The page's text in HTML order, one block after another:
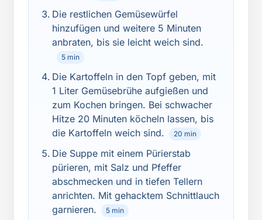
Die restlichen Gemüsewürfel
hinzufügen und weitere 5 Minuten
anbraten, bis sie leicht weich sind.
5 min
Die Kartoffeln in den Topf geben, mit
1 Liter Gemüsebrühe aufgießen und
zum Kochen bringen. Bei schwacher
Hitze 20 Minuten köcheln lassen, bis
die Kartoffeln weich sind.
20 min
Die Suppe mit einem Pürierstab
pürieren, mit Salz und Pfeffer
abschmecken und in tiefen Tellern
anrichten. Mit gehacktem Schnittlauch
garnieren.
5 min